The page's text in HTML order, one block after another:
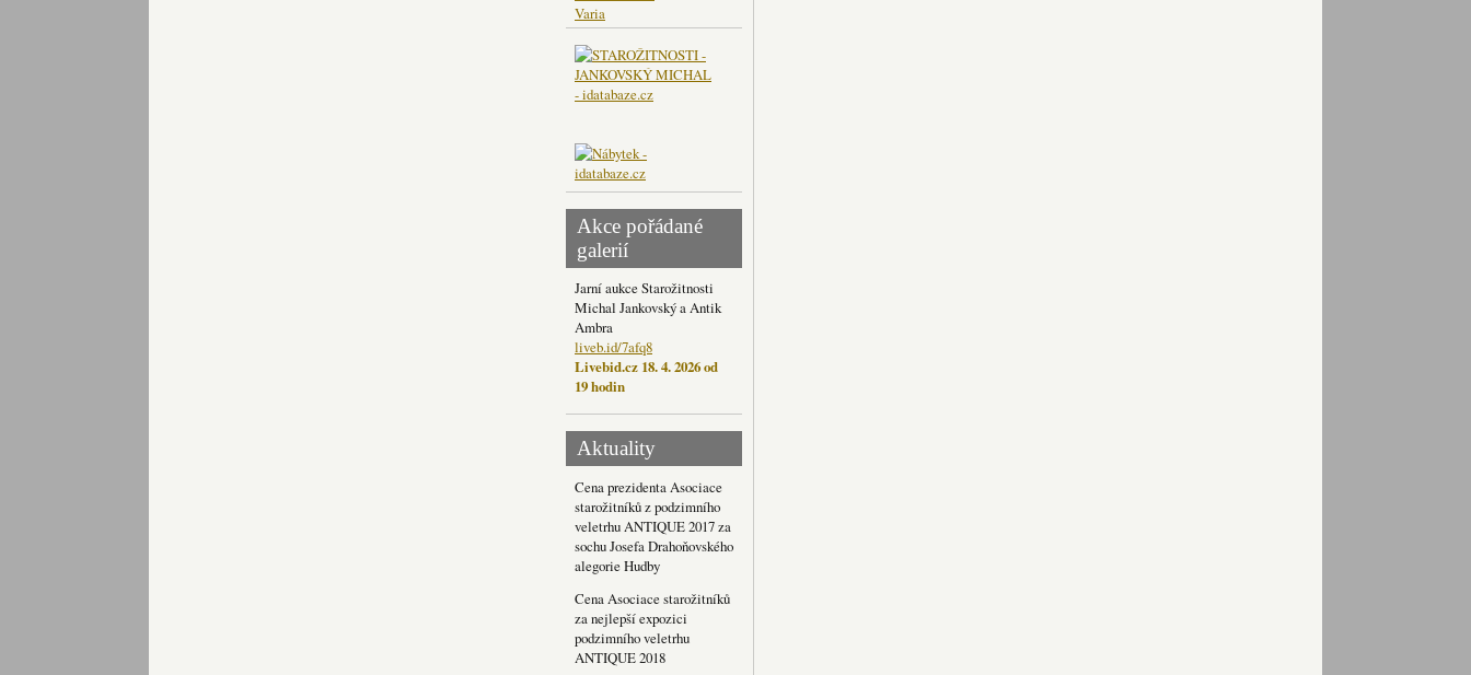
Varia
Akce pořádané
galerií
Jarní aukce Starožitnosti
Michal Jankovský a Antik
Ambra
liveb.id/7afq8
Livebid.cz 18. 4. 2026 od
19 hodin
Aktuality
Cena prezidenta Asociace
starožitníků z podzimního
veletrhu ANTIQUE 2017 za
sochu Josefa Drahoňovského
alegorie Hudby
Cena Asociace starožitníků
za nejlepší expozici
podzimního veletrhu
ANTIQUE 2018